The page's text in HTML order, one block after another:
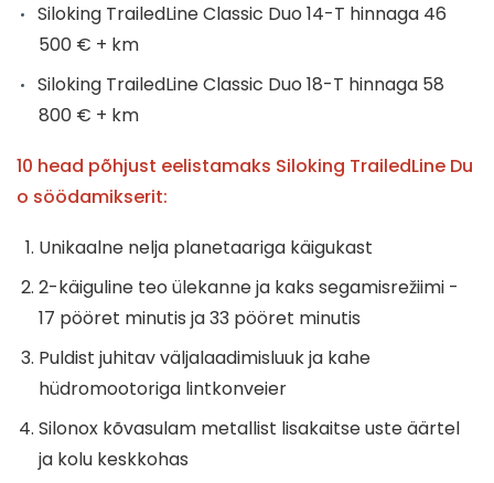
Siloking TrailedLine Classic Duo 14-T hinnaga 46
500 € + km
Siloking TrailedLine Classic Duo 18-T hinnaga 58
800 € + km
10 head põhjust eelistamaks Siloking TrailedLine Du
o söödamikserit:
Unikaalne nelja planetaariga käigukast
2-käiguline teo ülekanne ja kaks segamisrežiimi -
17 pööret minutis ja 33 pööret minutis
Puldist juhitav väljalaadimisluuk ja kahe
hüdromootoriga lintkonveier
Silonox kõvasulam metallist lisakaitse uste äärtel
ja kolu keskkohas